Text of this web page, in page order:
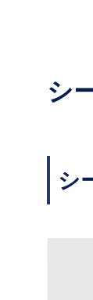
シ
シ